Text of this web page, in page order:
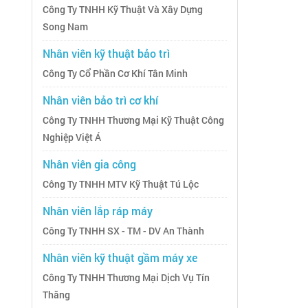
Công Ty TNHH Kỹ Thuật Và Xây Dựng
Song Nam
Nhân viên kỹ thuật bảo trì
Công Ty Cổ Phần Cơ Khí Tân Minh
Nhân viên bảo trì cơ khí
Công Ty TNHH Thương Mại Kỹ Thuật Công
Nghiệp Việt Á
Nhân viên gia công
Công Ty TNHH MTV Kỹ Thuật Tú Lộc
Nhân viên lắp ráp máy
Công Ty TNHH SX - TM - DV An Thành
Nhân viên kỹ thuật gầm máy xe
Công Ty TNHH Thương Mại Dịch Vụ Tín
Thăng